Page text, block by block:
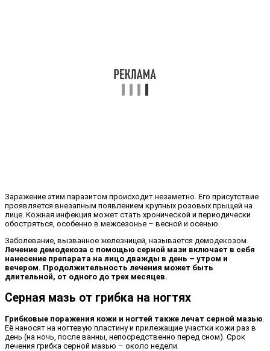
Заражение этим паразитом происходит незаметно. Его присутствие
проявляется внезапным появлением крупных розовых прыщей на
лице. Кожная инфекция может стать хронической и периодически
обостряться, особенно в межсезонье – весной и осенью.
Заболевание, вызванное железницей, называется демодекозом.
Лечение демодекоза с помощью серной мази включает в себя
нанесение препарата на лицо дважды в день – утром и
вечером. Продолжительность лечения может быть
длительной, от одного до трех месяцев.
Серная мазь от грибка на ногтях
Грибковые поражения кожи и ногтей также лечат серной мазью
Её наносят на ногтевую пластину и прилежащие участки кожи раз в
день (на ночь, после ванны, непосредственно перед сном). Срок
лечения грибка серной мазью – около недели.